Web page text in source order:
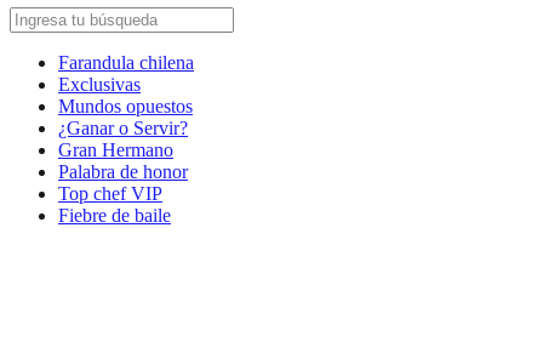
Farandula chilena
Exclusivas
Mundos opuestos
¿Ganar o Servir?
Gran Hermano
Palabra de honor
Top chef VIP
Fiebre de baile